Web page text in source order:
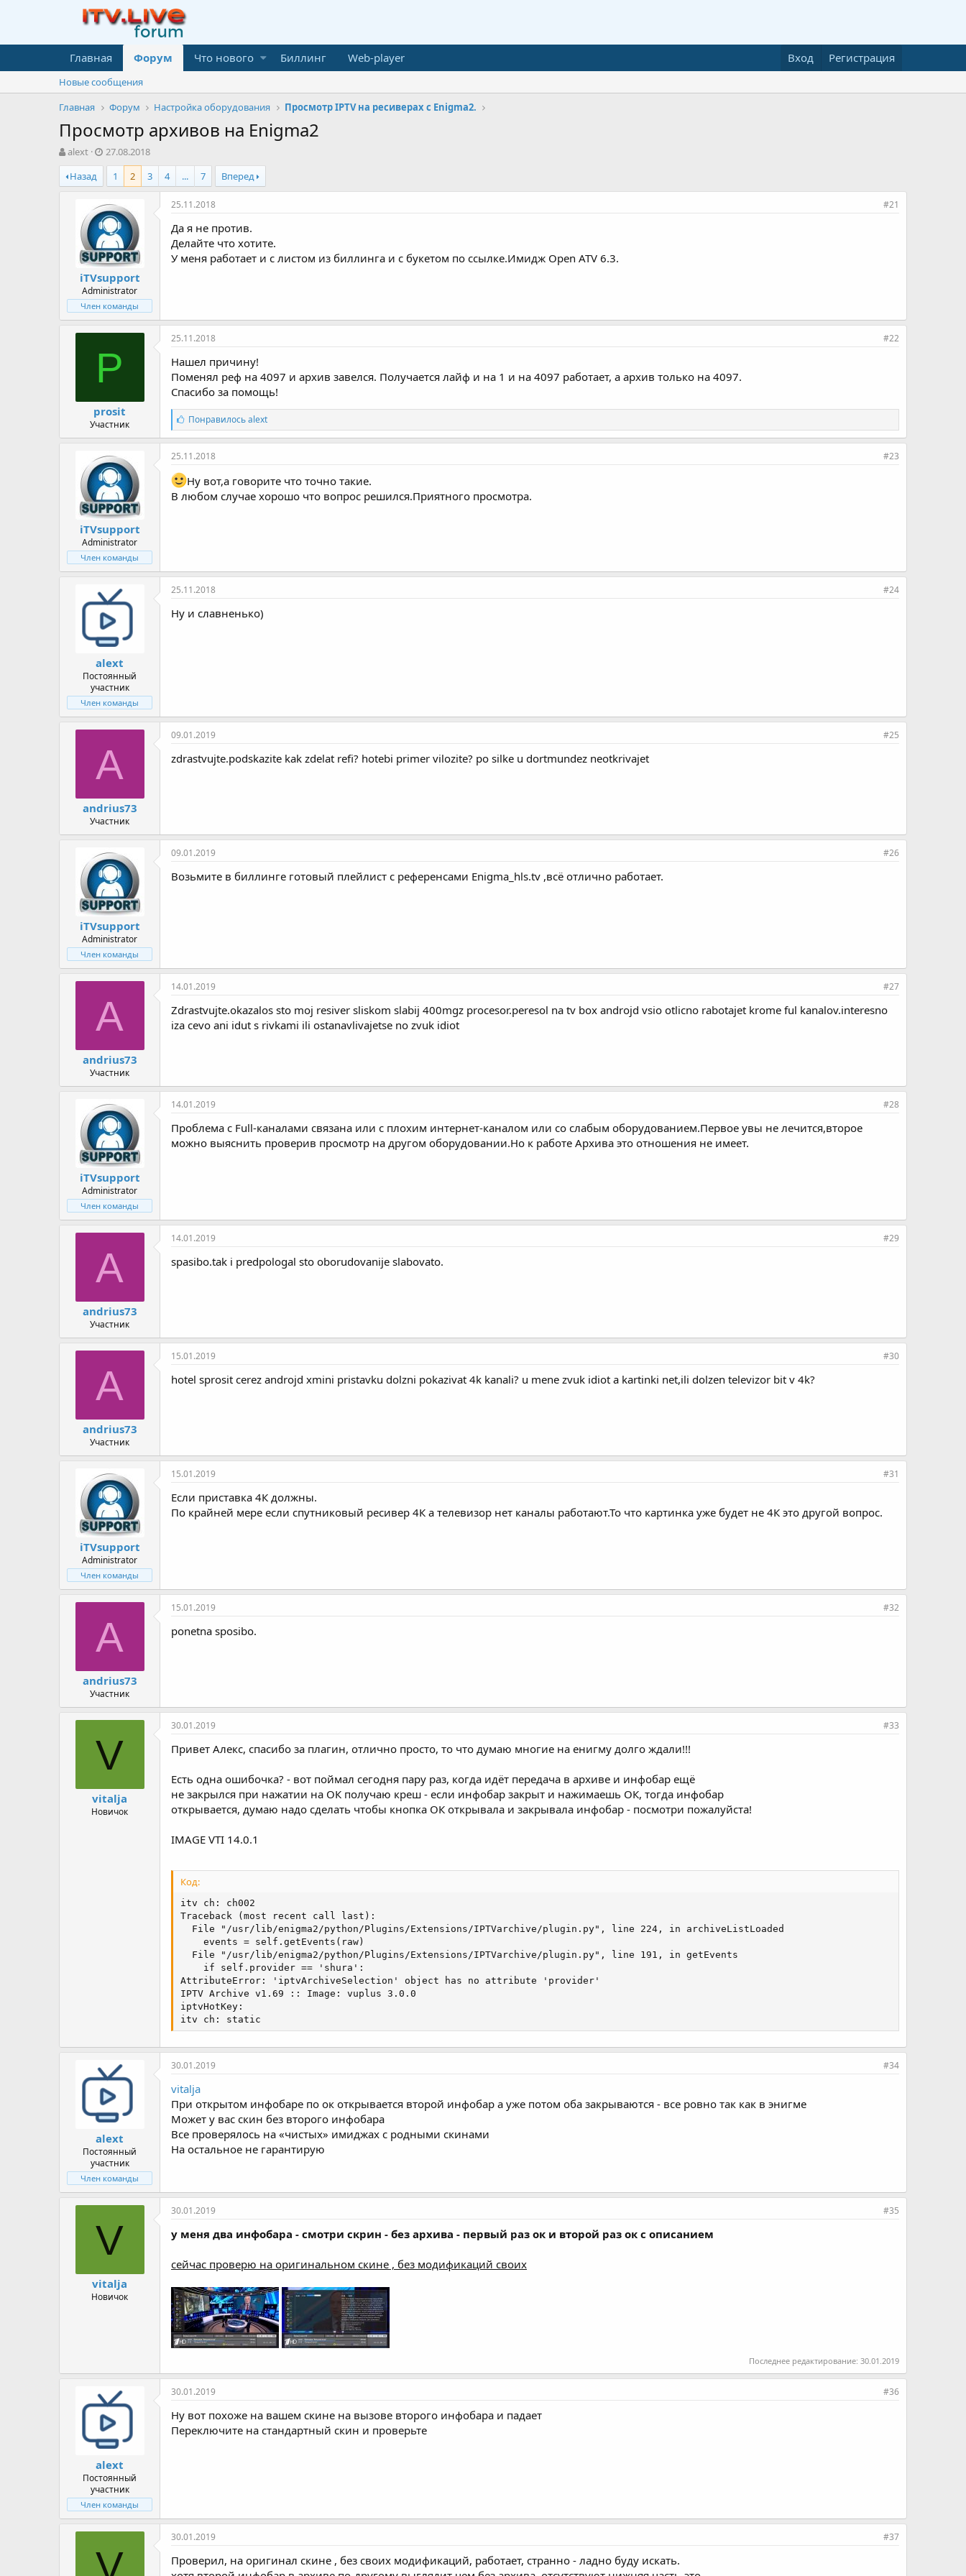
Главная Форум Что нового Биллинг Web-player Вход Регистрация
Новые сообщения
Главная
Форум Настройка оборудования Просмотр IPTV на ресиверах с Enigma2.
Просмотр архивов на Enigma2
А
в
т
о
alext
Д
а
а
н
а
ч
а
л
а
27.08.2018
Назад
1 2 3 4 ... 7 Вперед
iTVsupport
Administrator
Член команды
25.11.2018 #21
Да я не против.
Делайте что хотите.
У меня работает и с листом из биллинга и с букетом по ссылке.Имидж Open ATV 6.3.
P
prosit
Участник
25.11.2018 #22
Нашел причину!
Поменял реф на 4097 и архив завелся. Получается лайф и на 1 и на 4097 работает, а архив только на 4097.
Спасибо за помощь!
С
и
м
п
т
и
и
Понравилосьalext
iTVsupport
Administrator
Член команды
25.11.2018 #23
Ну вот,а говорите что точно такие.
В любом случае хорошо что вопрос решился.Приятного просмотра.
alext
Постоянный
участник
Член команды
25.11.2018 #24
Ну и славненько)
A
andrius73
Участник
09.01.2019 #25
zdrastvujte.podskazite kak zdelat refi? hotebi primer vilozite? po silke u dortmundez neotkrivajet
iTVsupport
Administrator
Член команды
09.01.2019 #26
Возьмите в биллинге готовый плейлист с референсами Enigma_hls.tv ,всё отлично работает.
A
andrius73
Участник
14.01.2019 #27
Zdrastvujte.okazalos sto moj resiver sliskom slabij 400mgz procesor.peresol na tv box androjd vsio otlicno rabotajet krome ful kanalov.interesno
iza cevo ani idut s rivkami ili ostanavlivajetse no zvuk idiot
iTVsupport
Administrator
Член команды
14.01.2019 #28
Проблема с Full-каналами связана или с плохим интернет-каналом или со слабым оборудованием.Первое увы не лечится,второе
можно выяснить проверив просмотр на другом оборудовании.Но к работе Архива это отношения не имеет.
A
andrius73
Участник
14.01.2019 #29
spasibo.tak i predpologal sto oborudovanije slabovato.
A
andrius73
Участник
15.01.2019 #30
hotel sprosit cerez androjd xmini pristavku dolzni pokazivat 4k kanali? u mene zvuk idiot a kartinki net,ili dolzen televizor bit v 4k?
iTVsupport
Administrator
Член команды
15.01.2019 #31
Если приставка 4К должны.
По крайней мере если спутниковый ресивер 4К а телевизор нет каналы работают.То что картинка уже будет не 4К это другой вопрос.
A
andrius73
Участник
15.01.2019 #32
ponetna sposibo.
V
vitalja
Новичок
30.01.2019 #33
Привет Алекс, спасибо за плагин, отлично просто, то что думаю многие на енигму долго ждали!!!
Есть одна ошибочка? - вот поймал сегодня пару раз, когда идёт передача в архиве и инфобар ещё
не закрылся при нажатии на ОК получаю креш - если инфобар закрыт и нажимаешь ОК, тогда инфобар
открывается, думаю надо сделать чтобы кнопка ОК открывала и закрывала инфобар - посмотри пожалуйста!
IMAGE VTI 14.0.1
Код:
itv ch: ch002
Traceback (most recent call last):
  File "/usr/lib/enigma2/python/Plugins/Extensions/IPTVarchive/plugin.py", line 224, in archiveListLoaded
    events = self.getEvents(raw)
  File "/usr/lib/enigma2/python/Plugins/Extensions/IPTVarchive/plugin.py", line 191, in getEvents
    if self.provider == 'shura':
AttributeError: 'iptvArchiveSelection' object has no attribute 'provider'
IPTV Archive v1.69 :: Image: vuplus 3.0.0
iptvHotKey:
itv ch: static
alext
Постоянный
участник
Член команды
30.01.2019 #34
vitalja
При открытом инфобаре по ок открывается второй инфобар а уже потом оба закрываются - все ровно так как в энигме
Может у вас скин без второго инфобара
Все проверялось на «чистых» имиджах с родными скинами
На остальное не гарантирую
V
vitalja
Новичок
30.01.2019 #35
у меня два инфобара - смотри скрин - без архива - первый раз ок и второй раз ок с описанием
сейчас проверю на оригинальном скине , без модификаций своих
Последнее редактирование: 30.01.2019
alext
Постоянный
участник
Член команды
30.01.2019 #36
Ну вот похоже на вашем скине на вызове второго инфобара и падает
Переключите на стандартный скин и проверьте
V
30.01.2019 #37
Проверил, на оригинал скине , без своих модификаций, работает, странно - ладно буду искать.